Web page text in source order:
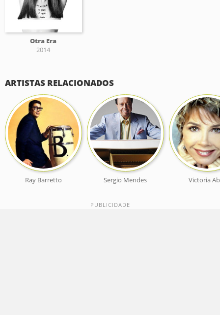
Otra Era
2014
ARTISTAS RELACIONADOS
Ray Barretto Sergio Mendes Victoria